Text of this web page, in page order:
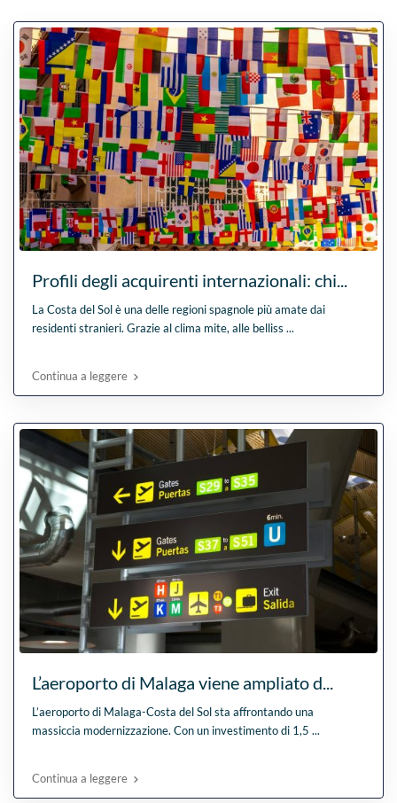
Profili degli acquirenti internazionali: chi...
La Costa del Sol è una delle regioni spagnole più amate dai
residenti stranieri. Grazie al clima mite, alle belliss...
Continua a leggere
L’aeroporto di Malaga viene ampliato d...
L’aeroporto di Malaga-Costa del Sol sta affrontando una
massiccia modernizzazione. Con un investimento di 1,5...
Continua a leggere